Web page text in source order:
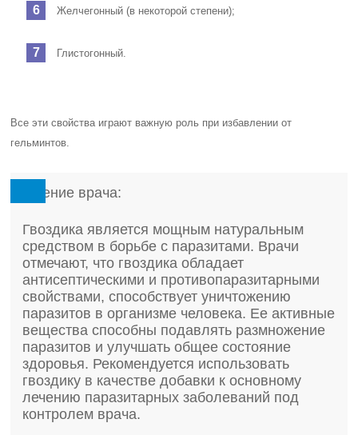
Желчегонный (в некоторой степени);
Глистогонный.
Все эти свойства играют важную роль при избавлении от
гельминтов.
Мнение врача:
Гвоздика является мощным натуральным
средством в борьбе с паразитами. Врачи
отмечают, что гвоздика обладает
антисептическими и противопаразитарными
свойствами, способствует уничтожению
паразитов в организме человека. Ее активные
вещества способны подавлять размножение
паразитов и улучшать общее состояние
здоровья. Рекомендуется использовать
гвоздику в качестве добавки к основному
лечению паразитарных заболеваний под
контролем врача.